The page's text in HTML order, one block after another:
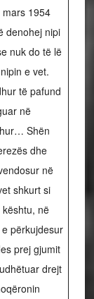
mars 1954
denohej nipi
nuk do të lë
e vet.
të pafund
në
Shën
dhe
në
shkurt si
kështu, në
përkujdesur
prej gjumit
drejt